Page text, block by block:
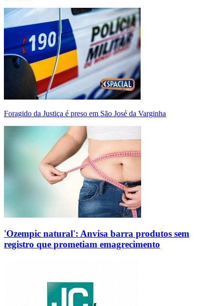
Foragido da Justiça é preso em São José da Varginha
'Ozempic natural': Anvisa barra produtos sem
registro que prometiam emagrecimento